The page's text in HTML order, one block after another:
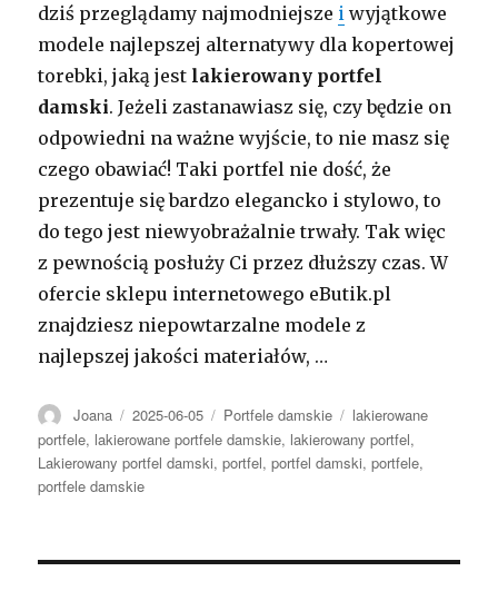
dziś przeglądamy najmodniejsze i wyjątkowe
modele najlepszej alternatywy dla kopertowej
torebki, jaką jest lakierowany portfel
damski. Jeżeli zastanawiasz się, czy będzie on
odpowiedni na ważne wyjście, to nie masz się
czego obawiać! Taki portfel nie dość, że
prezentuje się bardzo elegancko i stylowo, to
do tego jest niewyobrażalnie trwały. Tak więc
z pewnością posłuży Ci przez dłuższy czas. W
ofercie sklepu internetowego eButik.pl
znajdziesz niepowtarzalne modele z
najlepszej jakości materiałów, …
Autor
Joana Opublikowano
2025-06-05 Kategorie
Portfele damskie Tagi
lakierowane
portfele, lakierowane portfele damskie, lakierowany portfel,
Lakierowany portfel damski,portfel,portfel damski,portfele,
portfele damskie